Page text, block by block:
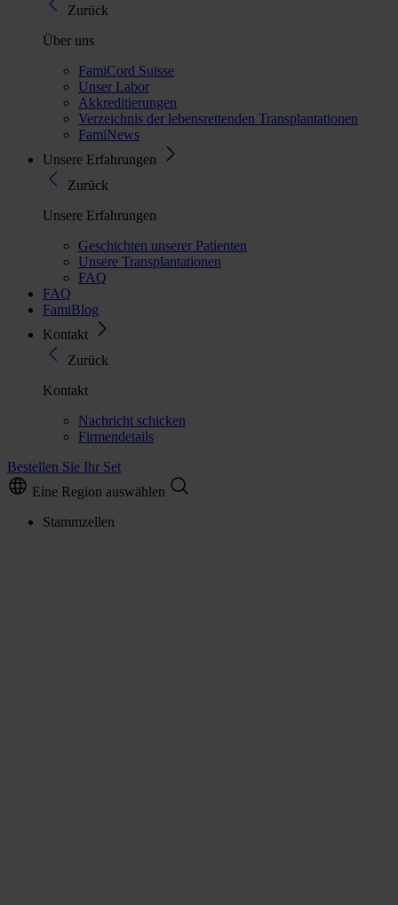
Zurück
Über uns
FamiCord Suisse
Unser Labor
Akkreditierungen
Verzeichnis der lebensrettenden Transplantationen
FamiNews
Unsere Erfahrungen
Zurück
Unsere Erfahrungen
Geschichten unserer Patienten
Unsere Transplantationen
FAQ
FAQ
FamiBlog
Kontakt
Zurück
Kontakt
Nachricht schicken
Firmendetails
Bestellen Sie Ihr Set
Eine Region auswählen
Stammzellen